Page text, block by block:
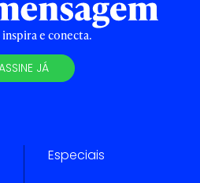
e conecta.
JÁ
Especiais